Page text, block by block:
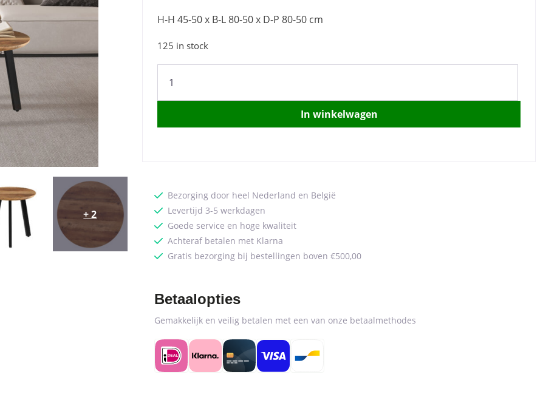
+ 2
H-H 45-50 x B-L 80-50 x D-P 80-50 cm
125 in stock
van
2
'Aziz'
In winkelwagen
Bezorging door heel Nederland en België
Levertijd 3-5 werkdagen
Goede service en hoge kwaliteit
Achteraf betalen met Klarna
Gratis bezorging bij bestellingen boven €500,00
Betaalopties
Gemakkelijk en veilig betalen met een van onze betaalmethodes